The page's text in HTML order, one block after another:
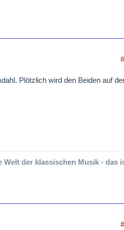
Plötzlich wird den Beiden auf
der klassischen Musik - das